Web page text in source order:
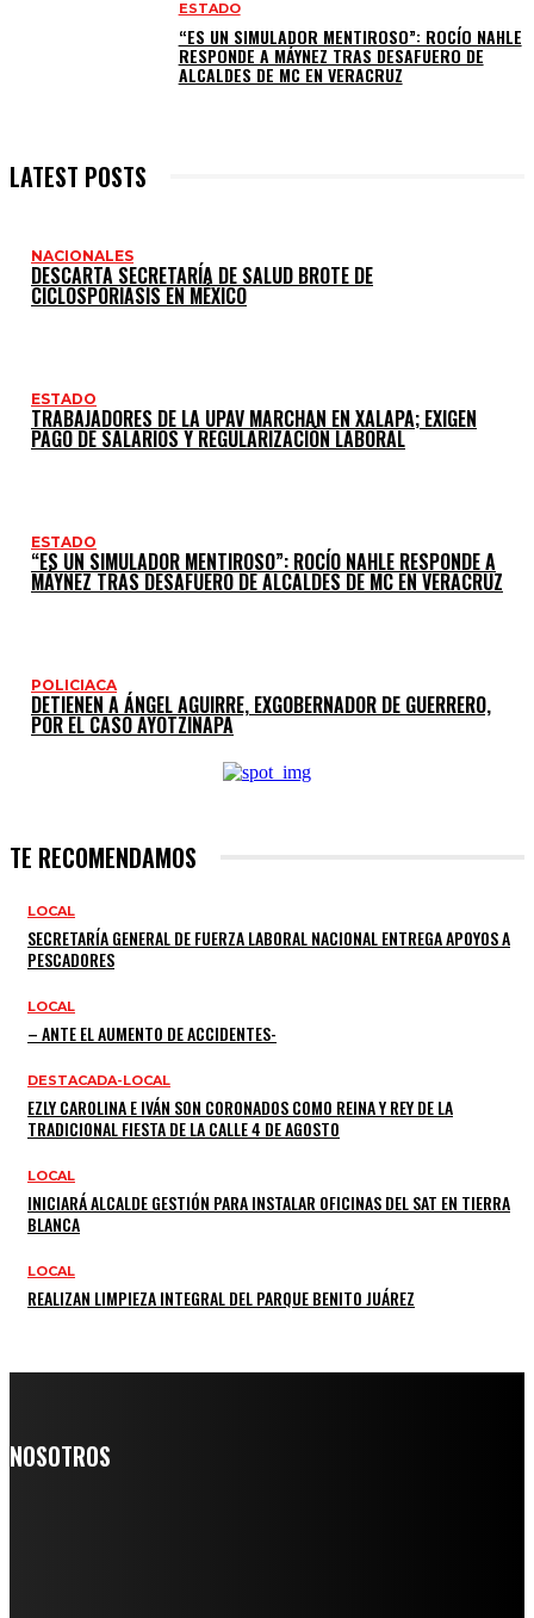
ESTADO
“ES UN SIMULADOR MENTIROSO”: ROCÍO NAHLE
RESPONDE A MÁYNEZ TRAS DESAFUERO DE
ALCALDES DE MC EN VERACRUZ
LATEST POSTS
NACIONALES
DESCARTA SECRETARÍA DE SALUD BROTE DE
CICLOSPORIASIS EN MÉXICO
ESTADO
TRABAJADORES DE LA UPAV MARCHAN EN XALAPA; EXIGEN
PAGO DE SALARIOS Y REGULARIZACIÓN LABORAL
ESTADO
“ES UN SIMULADOR MENTIROSO”: ROCÍO NAHLE RESPONDE A
MÁYNEZ TRAS DESAFUERO DE ALCALDES DE MC EN VERACRUZ
POLICIACA
DETIENEN A ÁNGEL AGUIRRE, EXGOBERNADOR DE GUERRERO,
POR EL CASO AYOTZINAPA
TE RECOMENDAMOS
LOCAL
SECRETARÍA GENERAL DE FUERZA LABORAL NACIONAL ENTREGA APOYOS A
PESCADORES
LOCAL
– ANTE EL AUMENTO DE ACCIDENTES-
DESTACADA-LOCAL
EZLY CAROLINA E IVÁN SON CORONADOS COMO REINA Y REY DE LA
TRADICIONAL FIESTA DE LA CALLE 4 DE AGOSTO
LOCAL
INICIARÁ ALCALDE GESTIÓN PARA INSTALAR OFICINAS DEL SAT EN TIERRA
BLANCA
LOCAL
REALIZAN LIMPIEZA INTEGRAL DEL PARQUE BENITO JUÁREZ
NOSOTROS